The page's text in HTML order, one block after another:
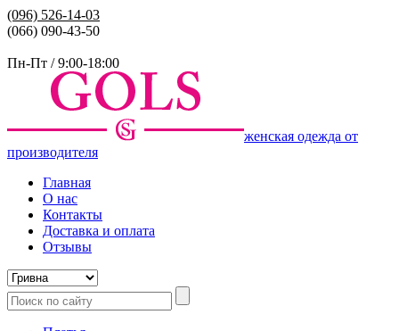
(096) 526-14-03
(066) 090-43-50
Пн-Пт / 9:00-18:00
женская одежда от
производителя
Главная
О нас
Контакты
Доставка и оплата
Отзывы